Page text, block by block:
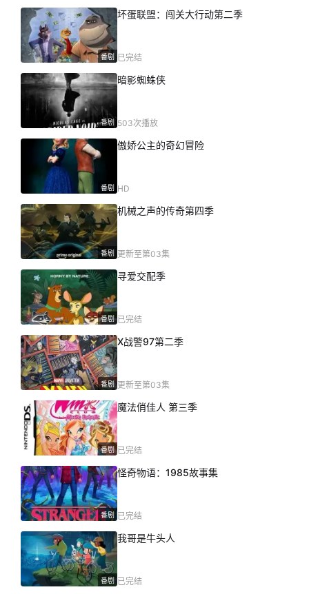
番剧
坏蛋联盟：闯关大行动第二季
已完结
番剧
暗影蜘蛛侠
503次播放
番剧
傲娇公主的奇幻冒险
HD
番剧
机械之声的传奇第四季
更新至第03集
番剧
寻爱交配季
已完结
番剧
X战警97第二季
更新至第03集
番剧
魔法俏佳人 第三季
已完结
番剧
怪奇物语：1985故事集
已完结
番剧
我哥是牛头人
已完结